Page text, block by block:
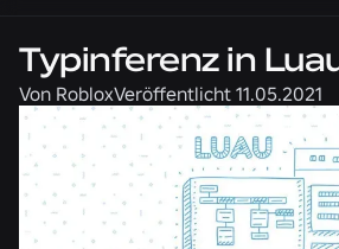
Typinferenz in
Von RobloxVeröffentlicht 11.05.2021